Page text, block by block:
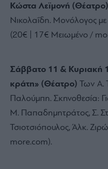
Κώστα Λεϊμονή (Θέατρο)
Νικολαΐδη. Μονόλογος με
(20€ | 17€ Μειωμένο /
Σάββατο 11 & Κυριακή
κράτη» (Θέατρο) Των Α.
Παλούμπη. Σκηνοθεσία:
Μ. Παπαδημητράτος, Σ.
Τσιοτσιόπουλος, Άλκ.
more.com).